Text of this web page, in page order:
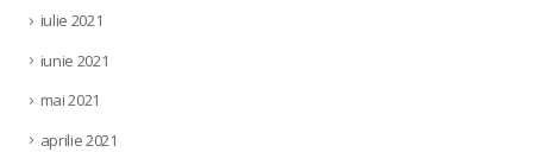
iulie 2021
iunie 2021
mai 2021
aprilie 2021